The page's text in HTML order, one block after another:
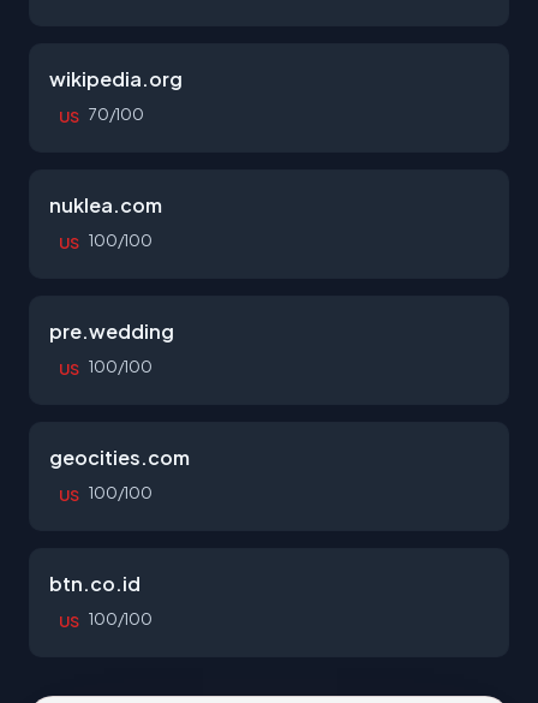
wikipedia.org
US 70/100
nuklea.com
US 100/100
pre.wedding
US 100/100
geocities.com
US 100/100
btn.co.id
US 100/100